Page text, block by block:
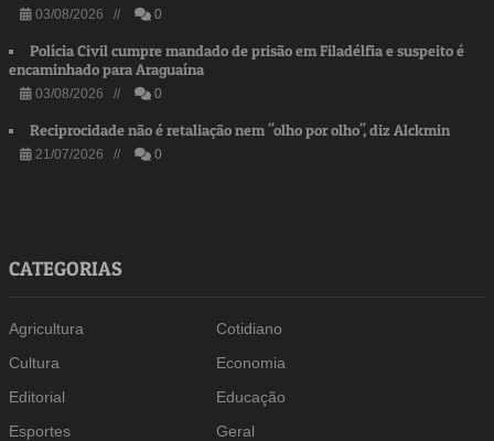
03/08/2026 // 0
Polícia Civil cumpre mandado de prisão em Filadélfia e suspeito é
encaminhado para Araguaína
03/08/2026 // 0
Reciprocidade não é retaliação nem "olho por olho", diz Alckmin
21/07/2026 // 0
CATEGORIAS
Agricultura
Cotidiano
Cultura
Economia
Editorial
Educação
Esportes
Geral